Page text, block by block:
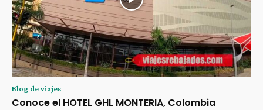
Blog de viajes
Conoce el HOTEL GHL MONTERIA, Colombia